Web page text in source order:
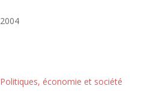
2004
Politiques, économie et société